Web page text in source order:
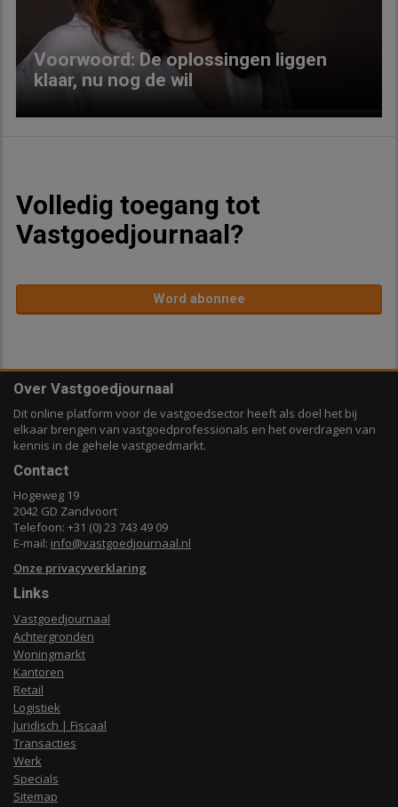
Voorwoord: De oplossingen liggen
klaar, nu nog de wil
Volledig toegang tot
Vastgoedjournaal?
Word abonnee
Over Vastgoedjournaal
Dit online platform voor de vastgoedsector heeft als doel het bij
elkaar brengen van vastgoedprofessionals en het overdragen van
kennis in de gehele vastgoedmarkt.
Contact
Hogeweg 19
2042 GD Zandvoort
Telefoon: +31 (0) 23 743 49 09
E-mail: info@vastgoedjournaal.nl
Onze privacyverklaring
Links
Vastgoedjournaal
Achtergronden
Woningmarkt
Kantoren
Retail
Logistiek
Juridisch | Fiscaal
Transacties
Werk
Specials
Sitemap